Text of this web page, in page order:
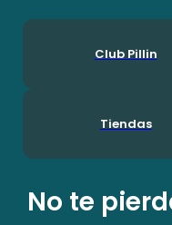
Club Pillin
Tiendas
No te